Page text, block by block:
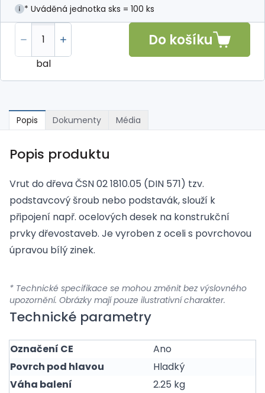
* Uváděná jednotka sks = 100 ks
bal
Do košíku
Popis Dokumenty Média
Popis produktu
Vrut do dřeva ČSN 02 1810.05 (DIN 571) tzv.
podstavcový šroub nebo podstavák, slouží k
připojení např. ocelových desek na konstrukční
prvky dřevostaveb. Je vyroben z oceli s povrchovou
úpravou bílý zinek.
* Technické specifikace se mohou změnit bez výslovného
upozornění. Obrázky mají pouze ilustrativní charakter.
Technické parametry
Označení CE
Ano
Povrch pod hlavou
Hladký
Váha balení
2.25 kg